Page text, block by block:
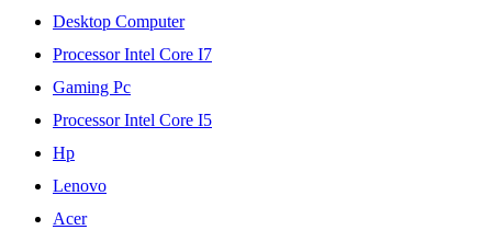
Desktop Computer
Processor Intel Core I7
Gaming Pc
Processor Intel Core I5
Hp
Lenovo
Acer